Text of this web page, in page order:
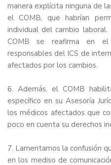
manera explícita ninguna de
el COMB, que habrían
individual del cambio
COMB se reafirma en
responsables del ICS de
afectados por los cambios.
6. Además, el COMB
específico en su Asesoría
los médicos afectados que
poco en cuenta su derechos
7. Lamentamos la confusión
en los mediso de